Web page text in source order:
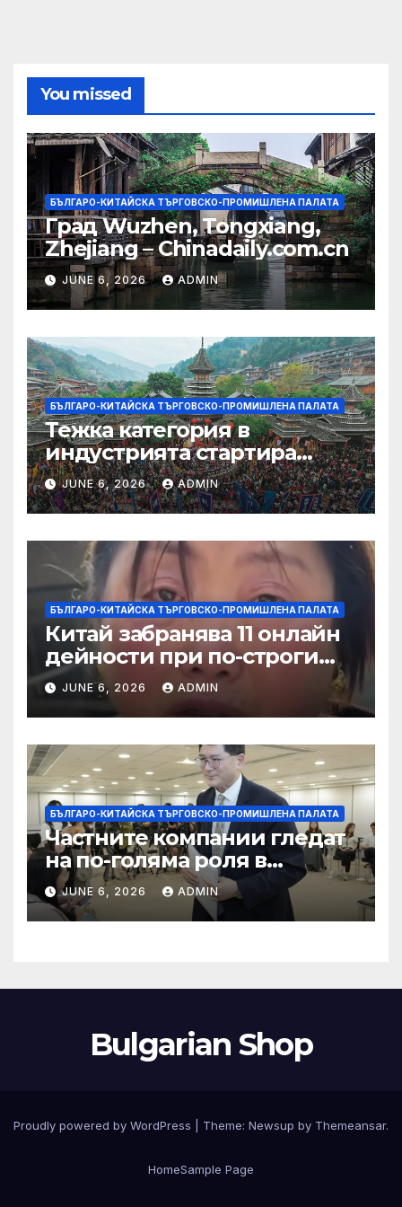
You missed
БЪЛГАРО-КИТАЙСКА ТЪРГОВСКО-ПРОМИШЛЕНА ПАЛАТА
Град Wuzhen, Tongxiang,
Zhejiang – Chinadaily.com.cn
JUNE 6, 2026 ADMIN
БЪЛГАРО-КИТАЙСКА ТЪРГОВСКО-ПРОМИШЛЕНА ПАЛАТА
Тежка категория в
индустрията стартира
алианс за космическа
слънчева енергия
JUNE 6, 2026 ADMIN
БЪЛГАРО-КИТАЙСКА ТЪРГОВСКО-ПРОМИШЛЕНА ПАЛАТА
Китай забранява 11 онлайн
дейности при по-строги
правила за ограничаване на
слуховете и
кибернасилниците
JUNE 6, 2026 ADMIN
БЪЛГАРО-КИТАЙСКА ТЪРГОВСКО-ПРОМИШЛЕНА ПАЛАТА
Частните компании гледат
на по-голяма роля в
стратегическата
енергетика
JUNE 6, 2026 ADMIN
Bulgarian Shop
Proudly powered by WordPress Theme: Newsup by Themeansar.
HomeSample Page